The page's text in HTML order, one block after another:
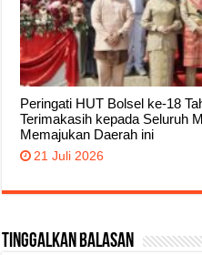
Peringati HUT Bolsel ke-18
Terimakasih kepada Seluruh
Memajukan Daerah ini
21 Juli 2026
Tinggalkan Balasan